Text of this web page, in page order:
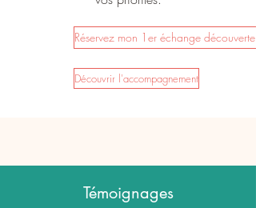
Réservez mon 1er échange découverte
Découvrir l'accompagnement
Témoignages